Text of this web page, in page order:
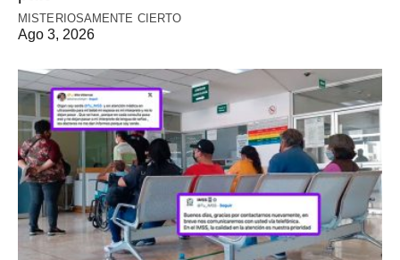
MISTERIOSAMENTE CIERTO
Ago 3, 2026